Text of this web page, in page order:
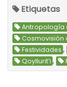
Etiquetas
Antropología
Cosmovisión
Festividades ,
Qoyllurit’i ,